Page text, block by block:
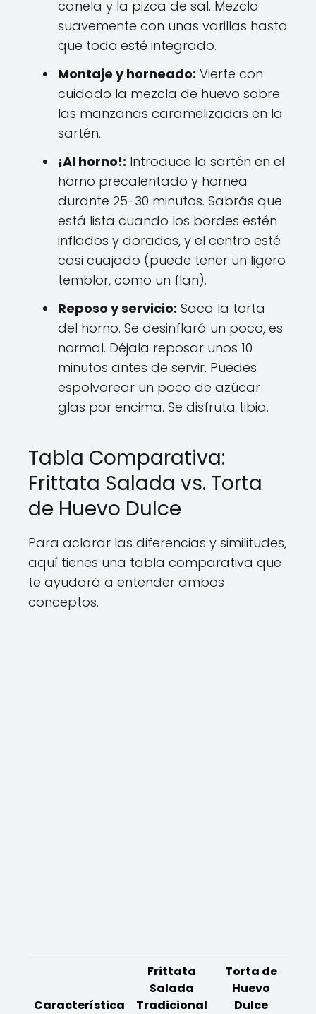
canela y la pizca de sal. Mezcla
suavemente con unas varillas hasta
que todo esté integrado.
Montaje y horneado: Vierte con
cuidado la mezcla de huevo sobre
las manzanas caramelizadas en la
sartén.
¡Al horno!: Introduce la sartén en el
horno precalentado y hornea
durante 25-30 minutos. Sabrás que
está lista cuando los bordes estén
inflados y dorados, y el centro esté
casi cuajado (puede tener un ligero
temblor, como un flan).
Reposo y servicio: Saca la torta
del horno. Se desinflará un poco, es
normal. Déjala reposar unos 10
minutos antes de servir. Puedes
espolvorear un poco de azúcar
glas por encima. Se disfruta tibia.
Tabla Comparativa:
Frittata Salada vs. Torta
de Huevo Dulce
Para aclarar las diferencias y similitudes,
aquí tienes una tabla comparativa que
te ayudará a entender ambos
conceptos.
Característica
Frittata
Salada
Tradicional
Torta de
Huevo
Dulce